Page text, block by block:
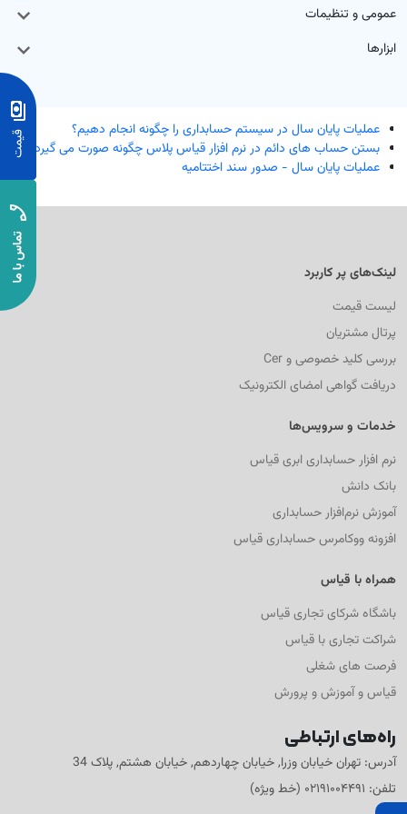
حسابداری ابری خدماتی
درآمد و هزینه خدمات با گزارش‌های شفاف و کاربردی
انبار
خدمات
و پرداخت
عمومی و تنظیمات
ابزارها
عملیات پایان سال در سیستم حسابداری را چگونه انجام دهیم؟
بستن حساب های دائم در نرم افزار قیاس پلاس چگونه صورت می گیرد؟
عملیات پایان سال - صدور سند اختتامیه
لینک‌های پر کاربرد
لیست قیمت
پرتال مشتریان
بررسی کلید خصوصی و Cer
دریافت گواهی امضای الکترونیک
خدمات و سرویس‌ها
نرم افزار حسابداری ابری قیاس
بانک دانش
آموزش نرم‌افزار حسابداری
افزونه ووکامرس حسابداری قیاس
همراه با قیاس
باشگاه شرکای تجاری قیاس
شراکت تجاری با قیاس
فرصت های شغلی
قیاس و آموزش و پرورش
راه‌های ارتباطی
آدرس: تهران خیابان وزرا, خیابان چهاردهم, خیابان هشتم, پلاک 34
تلفن: ۰۲۱۹۱۰۰۴۴۹۱ (خط ویژه)